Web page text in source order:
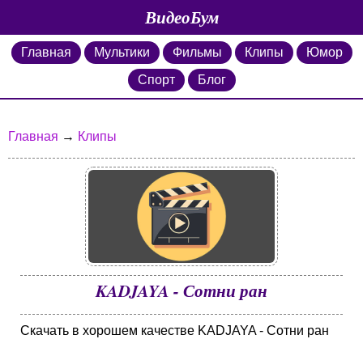
ВидеоБум
Главная Мультики Фильмы Клипы
Юмор
Спорт
Блог
Главная → Клипы
KADJAYA - Сотни ран
Скачать в хорошем качестве KADJAYA - Сотни ран